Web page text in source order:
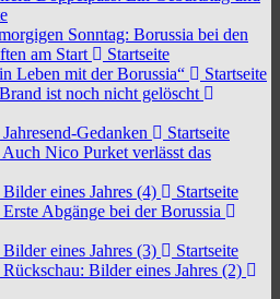
Sonntag: Borussia bei den
am Start
Startseite
Leben mit der Borussia“
Startseite
ist noch nicht gelöscht
Jahresend-Gedanken
Startseite
Auch Nico Purket verlässt das
Bilder eines Jahres (4)
Startseite
Erste Abgänge bei der Borussia
Bilder eines Jahres (3)
Startseite
Rückschau: Bilder eines Jahres (2)